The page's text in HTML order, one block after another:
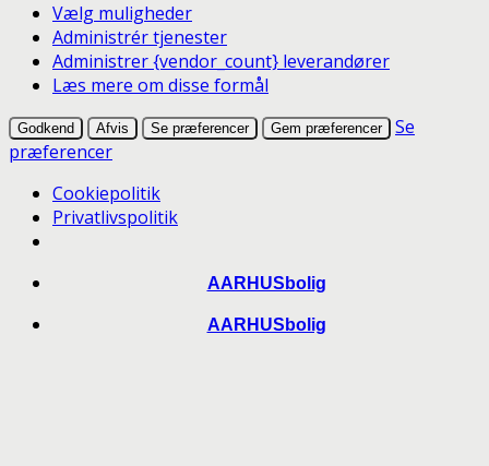
Vælg muligheder
Administrér tjenester
Administrer {vendor_count} leverandører
Læs mere om disse formål
Godkend Afvis Se præferencer Gem præferencer
Se
præferencer
Cookiepolitik
Privatlivspolitik
Skip
content
AARHUSbolig
AARHUSbolig